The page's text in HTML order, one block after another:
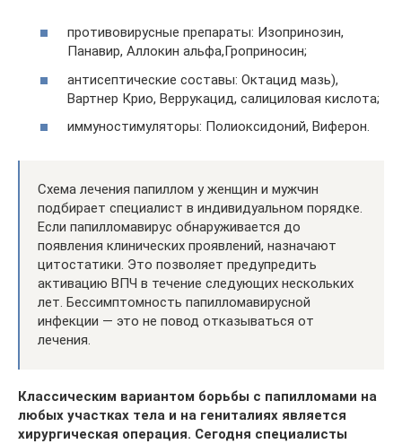
противовирусные препараты: Изопринозин,
Панавир, Аллокин альфа,­Гроприносин;
антисептические составы: Октацид мазь),
Вартнер Крио, Веррукацид, салициловая кислота;
иммуностимуляторы: Полиоксидоний, Виферон.
Схема лечения папиллом у женщин и мужчин
подбирает специалист в индивидуальном порядке.
Если папилломавирус обнаруживается до
появления клинических проявлений, назначают
цитостатики. Это позволяет предупредить
активацию ВПЧ в течение следующих нескольких
лет. Бессимптомность папилломавирусной
инфекции — это не повод отказываться от
лечения.
Классическим вариантом борьбы с папилломами на
любых участках тела и на гениталиях является
хирургическая операция. Сегодня специалисты